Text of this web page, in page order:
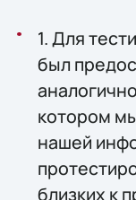
1. Для
был
котором
нашей
близких к